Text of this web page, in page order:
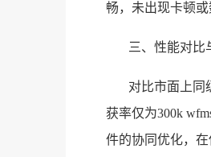
畅，未出现卡顿
三、性能对比
对比市面上同
获率仅为300k
件的协同优化，